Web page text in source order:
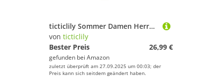
ticticlily Sommer Damen Herren Stiefel High Top Sneaker Sportschuhe High Top Turnschuh A Blau 37 EU
von ticticlily
Bester Preis
26,99 €
gefunden bei Amazon
zuletzt überprüft am 27.09.2025 um 00:03; der
Preis kann sich seitdem geändert haben.